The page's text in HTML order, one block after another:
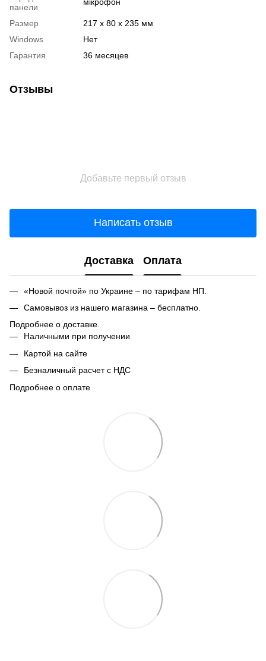
панели
Размер
217 x 80 x 235 мм
Windows
Нет
Гарантия
36 месяцев
Отзывы
Добавьте первый отзыв
Написать отзыв
Доставка Оплата
«Новой почтой» по Украине – по тарифам НП.
Самовывоз из нашего магазина – бесплатно.
Подробнее о доставке.
Наличными при получении
Картой на сайте
Безналичный расчет с НДС
Подробнее о оплате